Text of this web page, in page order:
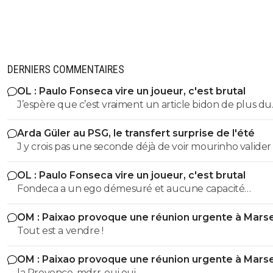
DERNIERS COMMENTAIRES
OL : Paulo Fonseca vire un joueur, c'est brutal
J’espère que c’est vraiment un article bidon de plus du
pseudo journaliste Conte! Nartey pendant la prépa à chaque
fois qu’il est entrée en jeu ça a été le meilleur! A l’heure
actuelle même je le met à la place de Tolisso
sent qu’il est plus en jambes! Si Fonseca fait ça , je n’aurais
aucun espoir pour cette saison parce qu’on a affaire à
coach qui va jamais se remettre en question.
Arda Güler au PSG, le transfert surprise de l'été
J y crois pas une seconde déjà de voir mourinho valider
OL : Paulo Fonseca vire un joueur, c'est brutal
Fondeca a un ego démesuré et aucune capacité
d’autocritique. Il devient fatiguant.
OM : Paixao provoque une réunion urgente à
Tout est a vendre !
OM : Paixao provoque une réunion urgente à